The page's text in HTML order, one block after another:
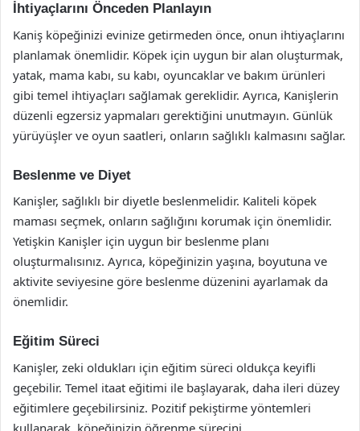
İhtiyaçlarını Önceden Planlayın
Kaniş köpeğinizi evinize getirmeden önce, onun ihtiyaçlarını
planlamak önemlidir. Köpek için uygun bir alan oluşturmak,
yatak, mama kabı, su kabı, oyuncaklar ve bakım ürünleri
gibi temel ihtiyaçları sağlamak gereklidir. Ayrıca, Kanişlerin
düzenli egzersiz yapmaları gerektiğini unutmayın. Günlük
yürüyüşler ve oyun saatleri, onların sağlıklı kalmasını sağlar.
Beslenme ve Diyet
Kanişler, sağlıklı bir diyetle beslenmelidir. Kaliteli köpek
maması seçmek, onların sağlığını korumak için önemlidir.
Yetişkin Kanişler için uygun bir beslenme planı
oluşturmalısınız. Ayrıca, köpeğinizin yaşına, boyutuna ve
aktivite seviyesine göre beslenme düzenini ayarlamak da
önemlidir.
Eğitim Süreci
Kanişler, zeki oldukları için eğitim süreci oldukça keyifli
geçebilir. Temel itaat eğitimi ile başlayarak, daha ileri düzey
eğitimlere geçebilirsiniz. Pozitif pekiştirme yöntemleri
kullanarak, köpeğinizin öğrenme sürecini